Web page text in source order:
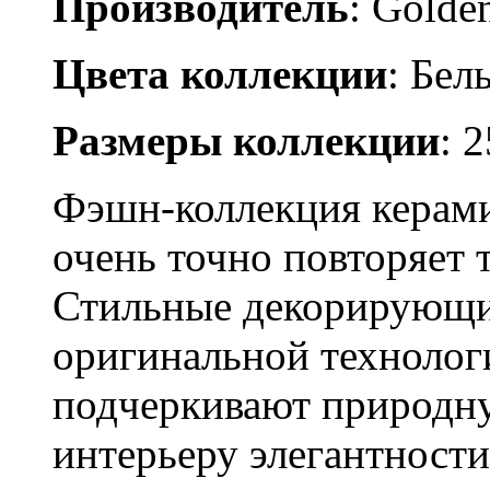
Цвета коллекции:
Размеры коллекции:
Фэшн-коллекция
очень точно повторяет
Стильные
оригинальной
подчеркивают
интерьеру